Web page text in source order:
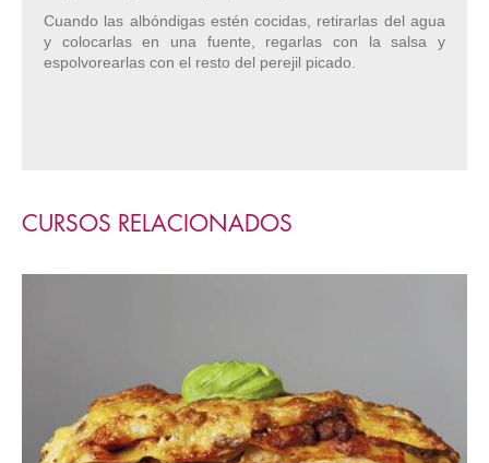
Cuando las albóndigas estén cocidas, retirarlas del agua
y colocarlas en una fuente, regarlas con la salsa y
espolvorearlas con el resto del perejil picado.
CURSOS RELACIONADOS